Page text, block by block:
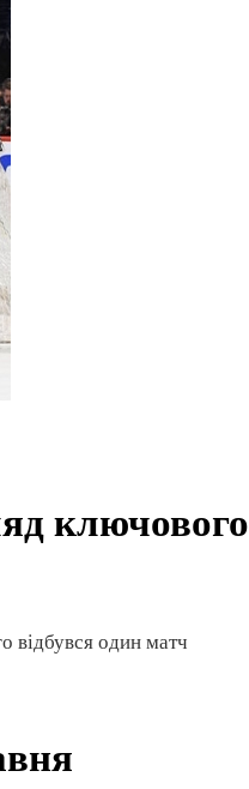
ключового
відбувся один матч